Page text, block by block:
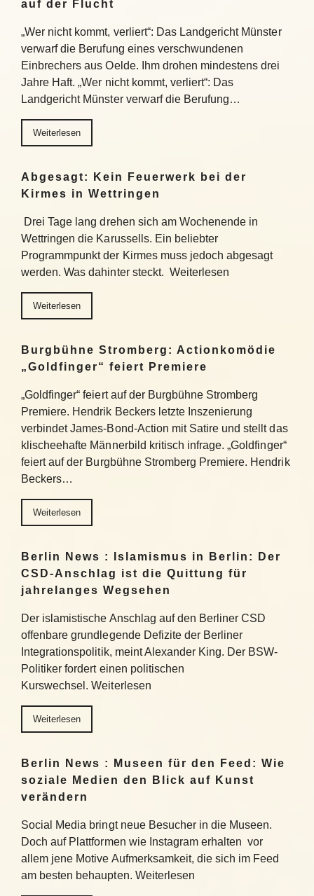
auf der Flucht
„Wer nicht kommt, verliert“: Das Landgericht Münster
verwarf die Berufung eines verschwundenen
Einbrechers aus Oelde. Ihm drohen mindestens drei
Jahre Haft. „Wer nicht kommt, verliert“: Das
Landgericht Münster verwarf die Berufung…
Weiterlesen
Abgesagt: Kein Feuerwerk bei der
Kirmes in Wettringen
Drei Tage lang drehen sich am Wochenende in
Wettringen die Karussells. Ein beliebter
Programmpunkt der Kirmes muss jedoch abgesagt
werden. Was dahinter steckt. Weiterlesen
Weiterlesen
Burgbühne Stromberg: Actionkomödie
„Goldfinger“ feiert Premiere
„Goldfinger“ feiert auf der Burgbühne Stromberg
Premiere. Hendrik Beckers letzte Inszenierung
verbindet James-Bond-Action mit Satire und stellt das
klischeehafte Männerbild kritisch infrage. „Goldfinger“
feiert auf der Burgbühne Stromberg Premiere. Hendrik
Beckers…
Weiterlesen
Berlin News : Islamismus in Berlin: Der
CSD-Anschlag ist die Quittung für
jahrelanges Wegsehen
Der islamistische Anschlag auf den Berliner CSD
offenbare grundlegende Defizite der Berliner
Integrationspolitik, meint Alexander King. Der BSW-
Politiker fordert einen politischen
Kurswechsel. Weiterlesen
Weiterlesen
Berlin News : Museen für den Feed: Wie
soziale Medien den Blick auf Kunst
verändern
Social Media bringt neue Besucher in die Museen.
Doch auf Plattformen wie Instagram erhalten vor
allem jene Motive Aufmerksamkeit, die sich im Feed
am besten behaupten. Weiterlesen